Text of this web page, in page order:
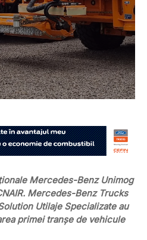
Mercedes-Benz Unimog
Mercedes-Benz Trucks
Utilaje Specializate au
primei tranșe de vehicule